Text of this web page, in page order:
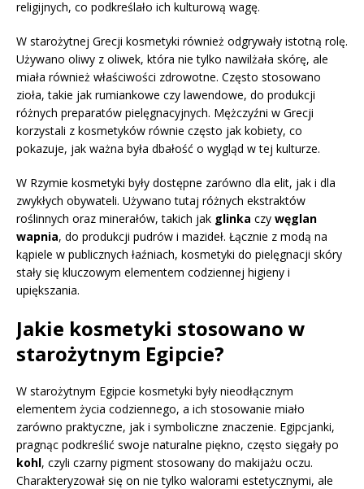
religijnych, co podkreślało ich kulturową wagę.
W starożytnej Grecji kosmetyki również odgrywały istotną rolę.
Używano oliwy z oliwek, która nie tylko nawilżała skórę, ale
miała również właściwości zdrowotne. Często stosowano
zioła, takie jak rumiankowe czy lawendowe, do produkcji
różnych preparatów pielęgnacyjnych. Mężczyźni w Grecji
korzystali z kosmetyków równie często jak kobiety, co
pokazuje, jak ważna była dbałość o wygląd w tej kulturze.
W Rzymie kosmetyki były dostępne zarówno dla elit, jak i dla
zwykłych obywateli. Używano tutaj różnych ekstraktów
roślinnych oraz minerałów, takich jak glinka czy węglan
wapnia, do produkcji pudrów i mazideł. Łącznie z modą na
kąpiele w publicznych łaźniach, kosmetyki do pielęgnacji skóry
stały się kluczowym elementem codziennej higieny i
upiększania.
Jakie kosmetyki stosowano w
starożytnym Egipcie?
W starożytnym Egipcie kosmetyki były nieodłącznym
elementem życia codziennego, a ich stosowanie miało
zarówno praktyczne, jak i symboliczne znaczenie. Egipcjanki,
pragnąc podkreślić swoje naturalne piękno, często sięgały po
kohl, czyli czarny pigment stosowany do makijażu oczu.
Charakteryzował się on nie tylko walorami estetycznymi, ale